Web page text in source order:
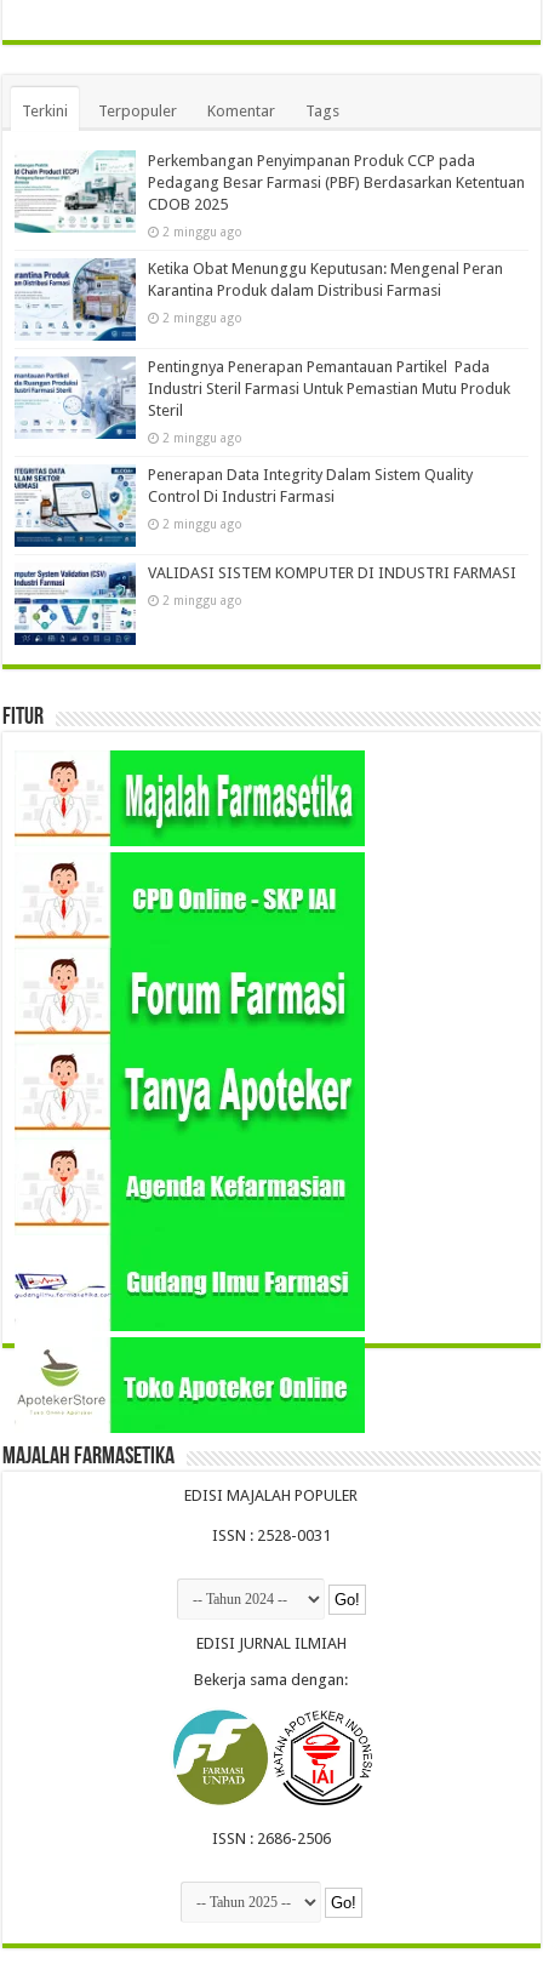
Terkini Terpopuler Komentar Tags
Perkembangan Penyimpanan Produk CCP pada
Pedagang Besar Farmasi (PBF) Berdasarkan Ketentuan
CDOB 2025
2 minggu ago
Ketika Obat Menunggu Keputusan: Mengenal Peran
Karantina Produk dalam Distribusi Farmasi
2 minggu ago
Pentingnya Penerapan Pemantauan Partikel Pada
Industri Steril Farmasi Untuk Pemastian Mutu Produk
Steril
2 minggu ago
Penerapan Data Integrity Dalam Sistem Quality
Control Di Industri Farmasi
2 minggu ago
VALIDASI SISTEM KOMPUTER DI INDUSTRI FARMASI
2 minggu ago
Fitur
Majalah Farmasetika
EDISI MAJALAH POPULER
ISSN : 2528-0031
EDISI JURNAL ILMIAH
Bekerja sama dengan:
ISSN : 2686-2506